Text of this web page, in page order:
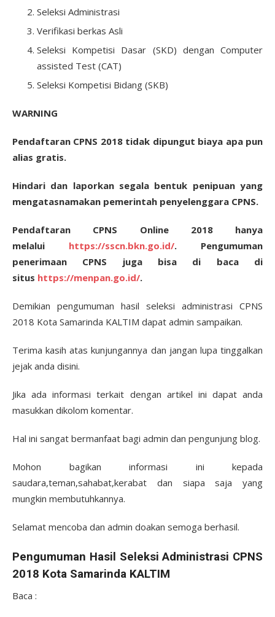
Seleksi Administrasi
Verifikasi berkas Asli
Seleksi Kompetisi Dasar (SKD) dengan Computer
assisted Test (CAT)
Seleksi Kompetisi Bidang (SKB)
WARNING
Pendaftaran CPNS 2018 tidak dipungut biaya apa pun
alias gratis.
Hindari dan laporkan segala bentuk penipuan yang
mengatasnamakan pemerintah penyelenggara CPNS.
Pendaftaran CPNS Online 2018 hanya
melalui https://sscn.bkn.go.id/. Pengumuman
penerimaan CPNS juga bisa di baca di
situs https://menpan.go.id/.
Demikian pengumuman hasil seleksi administrasi CPNS
2018 Kota Samarinda KALTIM dapat admin sampaikan.
Terima kasih atas kunjungannya dan jangan lupa tinggalkan
jejak anda disini.
Jika ada informasi terkait dengan artikel ini dapat anda
masukkan dikolom komentar.
Hal ini sangat bermanfaat bagi admin dan pengunjung blog.
Mohon bagikan informasi ini kepada
saudara,teman,sahabat,kerabat dan siapa saja yang
mungkin membutuhkannya.
Selamat mencoba dan admin doakan semoga berhasil.
Pengumuman Hasil Seleksi Administrasi CPNS
2018 Kota Samarinda KALTIM
Baca :